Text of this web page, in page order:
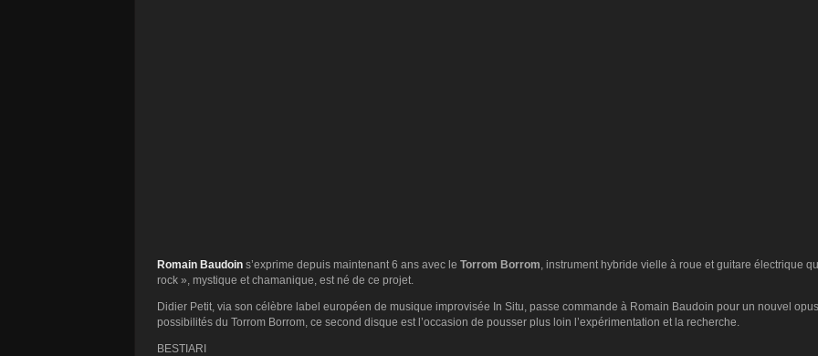
Romain Baudoin s’exprime depuis maintenant 6 ans avec le Torrom Borrom, instrument hybride vielle à roue et guitare électrique
rock », mystique et chamanique, est né de ce projet.
Didier Petit, via son célèbre label européen de musique improvisée In Situ, passe commande à Romain Baudoin pour un nouvel
possibilités du Torrom Borrom, ce second disque est l’occasion de pousser plus loin l’expérimentation et la recherche.
BESTIARI